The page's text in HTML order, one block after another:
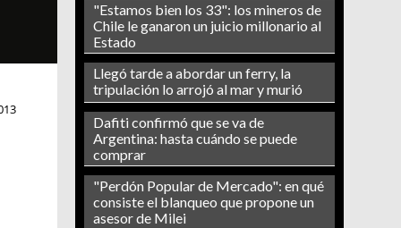
"Estamos bien los 33": los mineros de
Chile le ganaron un juicio millonario al
Estado
Llegó tarde a abordar un ferry, la
tripulación lo arrojó al mar y murió
Dafiti confirmó que se va de
Argentina: hasta cuándo se puede
comprar
"Perdón Popular de Mercado": en qué
consiste el blanqueo que propone un
asesor de Milei